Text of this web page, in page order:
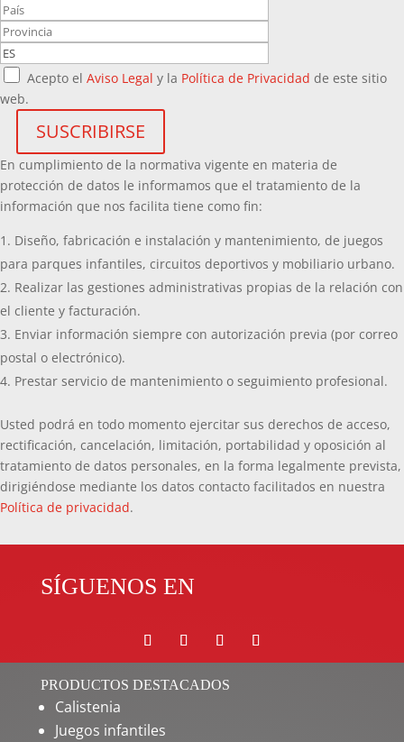
Acepto el Aviso Legal y la Política de Privacidad de este sitio
web.
En cumplimiento de la normativa vigente en materia de
protección de datos le informamos que el tratamiento de la
información que nos facilita tiene como fin:
Diseño, fabricación e instalación y mantenimiento, de juegos
para parques infantiles, circuitos deportivos y mobiliario urbano.
Realizar las gestiones administrativas propias de la relación con
el cliente y facturación.
Enviar información siempre con autorización previa (por correo
postal o electrónico).
Prestar servicio de mantenimiento o seguimiento profesional.
Usted podrá en todo momento ejercitar sus derechos de acceso,
rectificación, cancelación, limitación, portabilidad y oposición al
tratamiento de datos personales, en la forma legalmente prevista,
dirigiéndose mediante los datos contacto facilitados en nuestra
Política de privacidad.
SÍGUENOS EN
PRODUCTOS DESTACADOS
Calistenia
Juegos infantiles